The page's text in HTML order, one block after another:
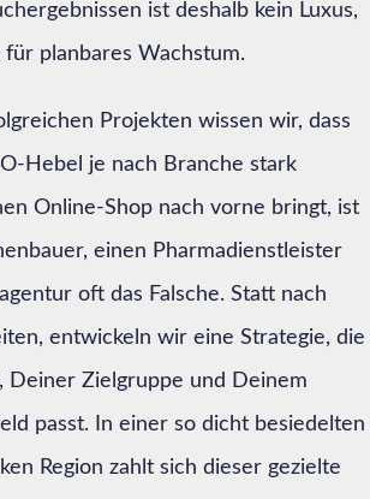
ist deshalb kein Luxus,
für planbares Wachstum.
Projekten wissen wir, dass
Hebel je nach Branche stark
Online-Shop nach vorne bringt, ist
einen Pharmadienstleister
oft das Falsche. Statt nach
entwickeln wir eine Strategie, die
Deiner Zielgruppe und Deinem
passt. In einer so dicht besiedelten
Region zahlt sich dieser gezielte